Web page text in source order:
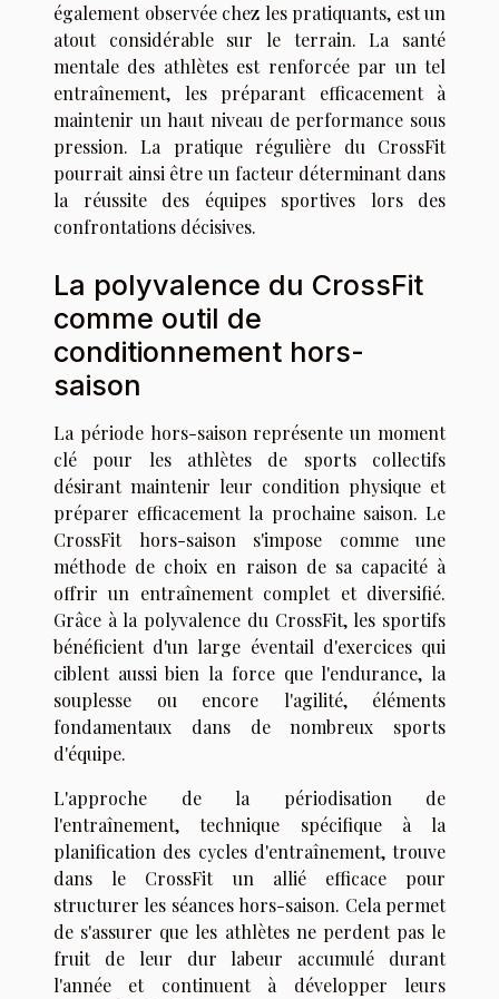
également observée chez les pratiquants, est un
atout considérable sur le terrain. La santé
mentale des athlètes est renforcée par un tel
entraînement, les préparant efficacement à
maintenir un haut niveau de performance sous
pression. La pratique régulière du CrossFit
pourrait ainsi être un facteur déterminant dans
la réussite des équipes sportives lors des
confrontations décisives.
La polyvalence du CrossFit
comme outil de
conditionnement hors-
saison
La période hors-saison représente un moment
clé pour les athlètes de sports collectifs
désirant maintenir leur condition physique et
préparer efficacement la prochaine saison. Le
CrossFit hors-saison s'impose comme une
méthode de choix en raison de sa capacité à
offrir un entraînement complet et diversifié.
Grâce à la polyvalence du CrossFit, les sportifs
bénéficient d'un large éventail d'exercices qui
ciblent aussi bien la force que l'endurance, la
souplesse ou encore l'agilité, éléments
fondamentaux dans de nombreux sports
d'équipe.
L'approche de la périodisation de
l'entraînement, technique spécifique à la
planification des cycles d'entraînement, trouve
dans le CrossFit un allié efficace pour
structurer les séances hors-saison. Cela permet
de s'assurer que les athlètes ne perdent pas le
fruit de leur dur labeur accumulé durant
l'année et continuent à développer leurs